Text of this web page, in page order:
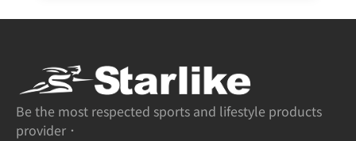
Be the most respected sports and lifestyle products
provider．